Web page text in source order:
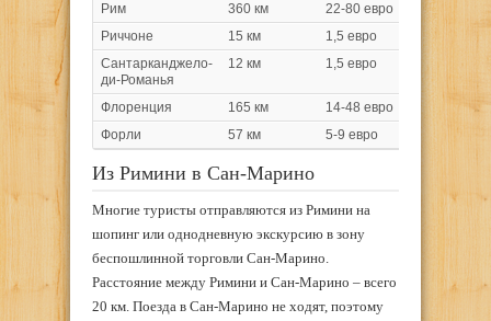
Рим
360 км
22-80 евро
Риччоне
15 км
1,5 евро
Сантарканджело-
ди-Романья
12 км 1,5 евро
Флоренция 165 км
14-48 евро
Форли
57 км 5-9 евро
Из Римини в Сан-Марино
Многие туристы отправляются из Римини на
шопинг или однодневную экскурсию в зону
беспошлинной торговли Сан-Марино.
Расстояние между Римини и Сан-Марино – всего
20 км. Поезда в Сан-Марино не ходят, поэтому